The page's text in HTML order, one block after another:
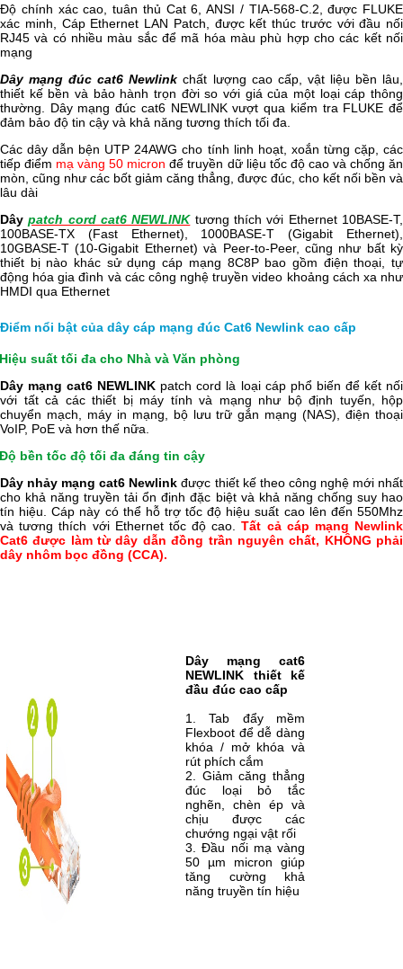
Độ chính xác cao, tuân thủ Cat 6, ANSI / TIA-568-C.2, được FLUKE
xác minh, Cáp Ethernet LAN Patch, được kết thúc trước với đầu nối
RJ45 và có nhiều màu sắc để mã hóa màu phù hợp cho các kết nối
mạng
Dây mạng đúc cat6 Newlink chất lượng cao cấp, vật liệu bền lâu,
thiết kế bền và bảo hành trọn đời so với giá của một loại cáp thông
thường. Dây mạng đúc cat6 NEWLINK vượt qua kiểm tra FLUKE để
đảm bảo độ tin cậy và khả năng tương thích tối đa.
Các dây dẫn bện UTP 24AWG cho tính linh hoạt, xoắn từng cặp, các
tiếp điểm mạ vàng 50 micron để truyền dữ liệu tốc độ cao và chống ăn
mòn, cũng như các bốt giảm căng thẳng, được đúc, cho kết nối bền và
lâu dài
Dâypatch cord cat6 NEWLINKtương thích với Ethernet 10BASE-T,
100BASE-TX (Fast Ethernet), 1000BASE-T (Gigabit Ethernet),
10GBASE-T (10-Gigabit Ethernet) và Peer-to-Peer, cũng như bất kỳ
thiết bị nào khác sử dụng cáp mạng 8C8P bao gồm điện thoại, tự
động hóa gia đình và các công nghệ truyền video khoảng cách xa như
HMDI qua Ethernet
Điểm nổi bật của dây cáp mạng đúc Cat6 Newlink cao cấp
Hiệu suất tối đa cho Nhà và Văn phòng
Dây mạng cat6 NEWLINK patch cord là loại cáp phổ biến để kết nối
với tất cả các thiết bị máy tính và mạng như bộ định tuyến, hộp
chuyển mạch, máy in mạng, bộ lưu trữ gắn mạng (NAS), điện thoại
VoIP, PoE và hơn thế nữa.
Độ bền tốc độ tối đa đáng tin cậy
Dây nhảy mạng cat6 Newlink được thiết kế theo công nghệ mới nhất
cho khả năng truyền tải ổn định đặc biệt và khả năng chống suy hao
tín hiệu. Cáp này có thể hỗ trợ tốc độ hiệu suất cao lên đến 550Mhz
và tương thích với Ethernet tốc độ cao.Tất cả cáp mạng Newlink
Cat6 được làm từ dây dẫn đồng trần nguyên chất, KHÔNG phải
dây nhôm bọc đồng (CCA).
Dây mạng cat6
NEWLINK thiết kế
đầu đúc cao cấp
1. Tab đẩy mềm
Flexboot để dễ dàng
khóa / mở khóa và
rút phích cắm
2. Giảm căng thẳng
đúc loại bỏ tắc
nghẽn, chèn ép và
chịu được các
chướng ngại vật rối
3. Đầu nối mạ vàng
50 µm micron giúp
tăng cường khả
năng truyền tín hiệu